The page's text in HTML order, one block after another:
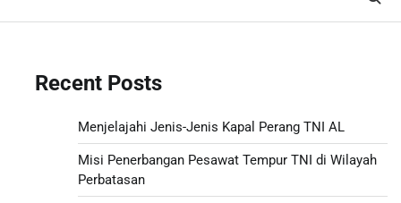
Recent Posts
Menjelajahi Jenis-Jenis Kapal Perang TNI AL
Misi Penerbangan Pesawat Tempur TNI di Wilayah
Perbatasan